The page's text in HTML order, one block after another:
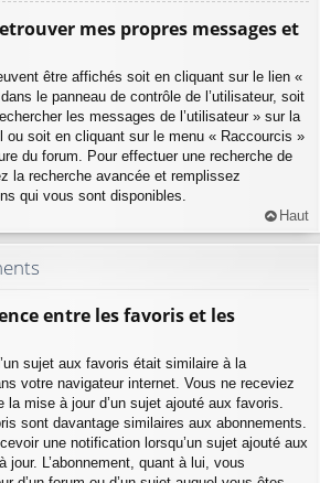
mes propres messages et
être affichés soit en cliquant sur le lien «
le panneau de contrôle de l’utilisateur, soit
les messages de l’utilisateur » sur la
ou soit en cliquant sur le menu « Raccourcis »
du forum. Pour effectuer une recherche de
la recherche avancée et remplissez
qui vous sont disponibles.
Haut
entre les favoris et les
sujet aux favoris était similaire à la
votre navigateur internet. Vous ne receviez
la mise à jour d’un sujet ajouté aux favoris.
sont davantage similaires aux abonnements.
une notification lorsqu’un sujet ajouté aux
jour. L’abonnement, quant à lui, vous